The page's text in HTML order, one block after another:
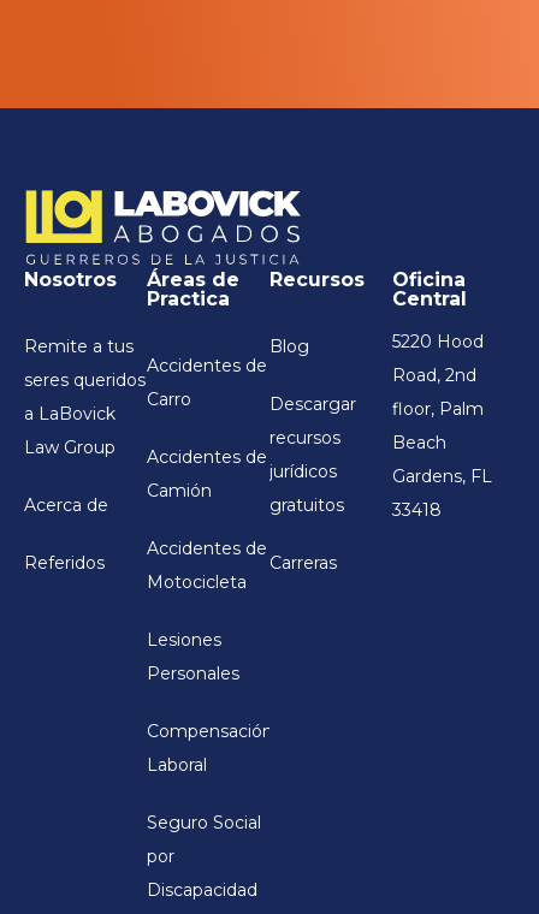
Nosotros
Remite a tus
seres queridos
a LaBovick
Law Group
Acerca de
Referidos
Áreas de
Practica
Accidentes de
Carro
Accidentes de
Camión
Accidentes de
Motocicleta
Lesiones
Personales
Compensación
Laboral
Seguro Social
por
Discapacidad
Recursos
Blog
Descargar
recursos
jurídicos
gratuitos
Carreras
Oficina
Central
5220 Hood
Road, 2nd
floor, Palm
Beach
Gardens, FL
33418